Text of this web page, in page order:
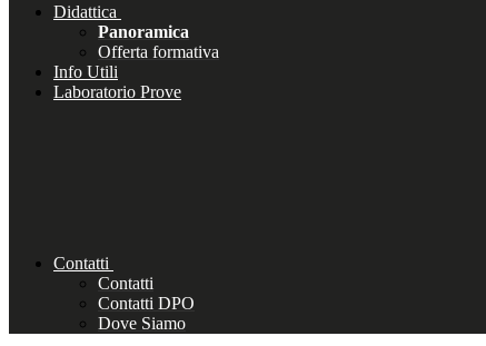
Didattica
Panoramica
Offerta formativa
Info Utili
Laboratorio Prove
Contatti
Contatti
Contatti DPO
Dove Siamo